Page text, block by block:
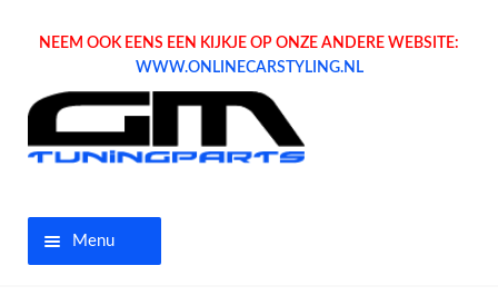
NEEM OOK EENS EEN KIJKJE OP ONZE ANDERE WEBSITE:
WWW.ONLINECARSTYLING.NL
Menu